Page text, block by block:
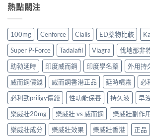
熱點關注
100mg Cenforce Cialis ED藥物比較
Super P-Force
Tadalafil Viagra 伐地那非
助勃延時
印度威而鋼 印度學名藥 外用持
威而鋼價錢
威而鋼香港正品 延時噴霧
必
必利勁priligy價錢
性功能保養 持久液 早
樂威壯20mg
樂威壯 vs 威而鋼 樂威壯副作
樂威壯成分
樂威壯效果 樂威壯香港 正品